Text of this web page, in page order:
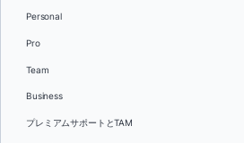
Personal
Pro
Team
Business
プレミアムサポートとTAM